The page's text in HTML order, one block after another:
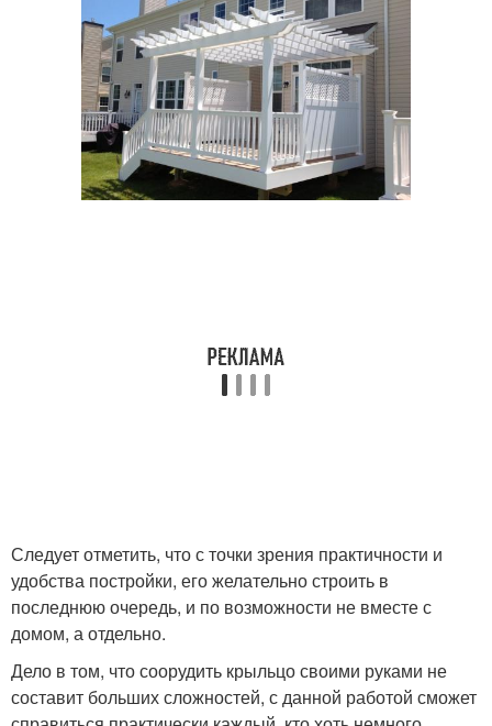
Следует отметить, что с точки зрения практичности и
удобства постройки, его желательно строить в
последнюю очередь, и по возможности не вместе с
домом, а отдельно.
Дело в том, что соорудить крыльцо своими руками не
составит больших сложностей, с данной работой сможет